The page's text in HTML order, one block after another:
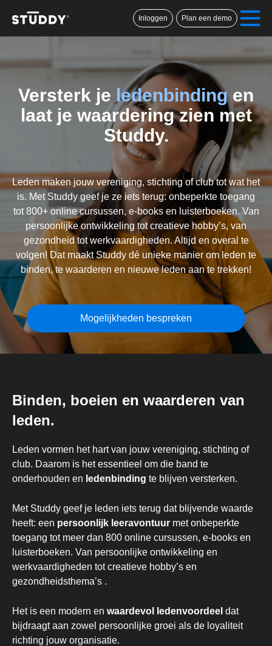
Inloggen Plan een demo
Versterk je ledenbindingen
laat je waardering zien met
Studdy.
.
Leden maken jouw vereniging, stichting of club tot wat het
is. Met Studdy geef je ze iets terug: onbeperkte toegang
tot 800+ online cursussen, e-books en luisterboeken. Van
persoonlijke ontwikkeling tot creatieve hobby’s, van
gezondheid tot werkvaardigheden. Altijd en overal te
volgen! Dat maakt Studdy dé unieke manier om leden te
binden, te waarderen en nieuwe leden aan te trekken!
Mogelijkheden bespreken
Binden, boeien en waarderen van
leden.
Leden vormen het hart van jouw vereniging, stichting of
club. Daarom is het essentieel om die band te
onderhouden en ledenbinding te blijven versterken.
Met Studdy geef je leden iets terug dat blijvende waarde
heeft: een persoonlijk leeravontuur met onbeperkte
toegang tot meer dan 800 online cursussen, e-books en
luisterboeken. Van persoonlijke ontwikkeling en
werkvaardigheden tot creatieve hobby’s en
gezondheidsthema’s .
Het is een modern en waardevol ledenvoordeel dat
bijdraagt aan zowel persoonlijke groei als de loyaliteit
richting jouw organisatie.